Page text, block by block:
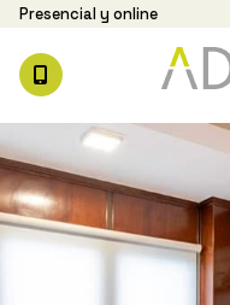
Presencial y online